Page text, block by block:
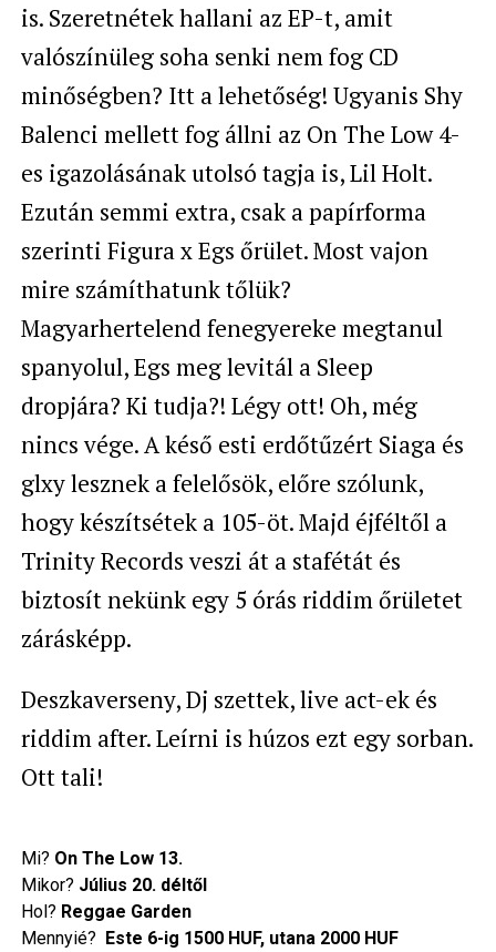
is. Szeretnétek hallani az EP-t, amit
valószínüleg soha senki nem fog CD
minőségben? Itt a lehetőség! Ugyanis Shy
Balenci mellett fog állni az On The Low 4-
es igazolásának utolsó tagja is, Lil Holt.
Ezután semmi extra, csak a papírforma
szerinti Figura x Egs őrület. Most vajon
mire számíthatunk tőlük?
Magyarhertelend fenegyereke megtanul
spanyolul, Egs meg levitál a Sleep
dropjára? Ki tudja?! Légy ott! Oh, még
nincs vége. A késő esti erdőtűzért Siaga és
glxy lesznek a felelősök, előre szólunk,
hogy készítsétek a 105-öt. Majd éjféltől a
Trinity Records veszi át a stafétát és
biztosít nekünk egy 5 órás riddim őrületet
zárásképp.
Deszkaverseny, Dj szettek, live act-ek és
riddim after. Leírni is húzos ezt egy sorban.
Ott tali!
Mi? On The Low 13.
Mikor? Július 20. déltől
Hol? Reggae Garden
Mennyié? Este 6-ig 1500 HUF, utana 2000 HUF